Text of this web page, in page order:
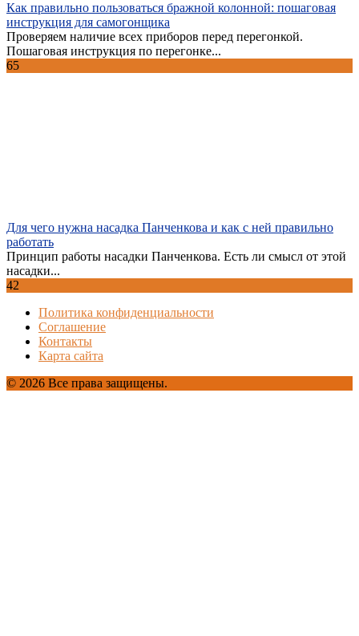
Как правильно пользоваться бражной колонной: пошаговая
инструкция для самогонщика
Проверяем наличие всех приборов перед перегонкой.
Пошаговая инструкция по перегонке...
65
Для чего нужна насадка Панченкова и как с ней правильно
работать
Принцип работы насадки Панченкова. Есть ли смысл от этой
насадки...
42
Политика конфиденциальности
Соглашение
Контакты
Карта сайта
© 2026 Все права защищены.